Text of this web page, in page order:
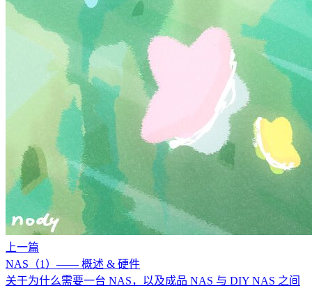
上一篇
NAS（1）—— 概述 & 硬件
关于为什么需要一台 NAS，以及成品 NAS 与 DIY NAS 之间